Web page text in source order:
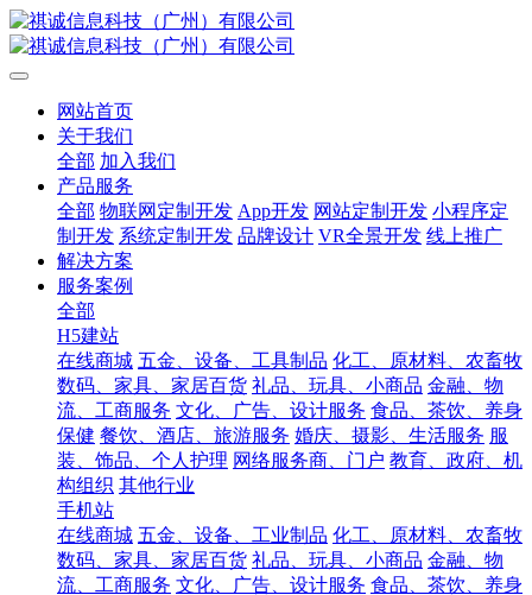
网站首页
关于我们
全部 加入我们
产品服务
全部 物联网定制开发 App开发 网站定制开发 小程序定
制开发 系统定制开发 品牌设计 VR全景开发 线上推广
解决方案
服务案例
全部
H5建站
在线商城 五金、设备、工具制品 化工、原材料、农畜牧
数码、家具、家居百货 礼品、玩具、小商品 金融、物
流、工商服务 文化、广告、设计服务 食品、茶饮、养身
保健 餐饮、酒店、旅游服务 婚庆、摄影、生活服务 服
装、饰品、个人护理 网络服务商、门户 教育、政府、机
构组织 其他行业
手机站
在线商城 五金、设备、工业制品 化工、原材料、农畜牧
数码、家具、家居百货 礼品、玩具、小商品 金融、物
流、工商服务 文化、广告、设计服务 食品、茶饮、养身